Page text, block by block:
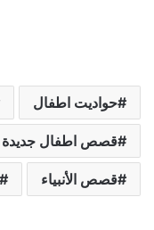
حواديت اطفال
قصص اطفال جديدة
قصص الأنبياء